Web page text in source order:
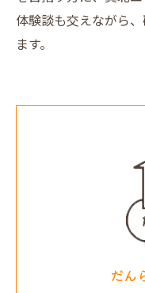
体験談も交えながら
ます。
だん